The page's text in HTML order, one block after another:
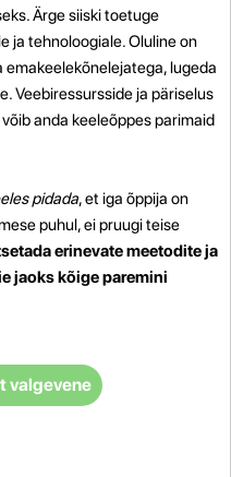
Ärge siiski toetuge
ja tehnoloogiale. Oluline on
lugeda
Veebiressursside ja päriselus
anda keeleõppes parimaid
pidada, et iga õppija on
puhul, ei pruugi teise
erinevate meetodite ja
jaoks kõige paremini
valgevene